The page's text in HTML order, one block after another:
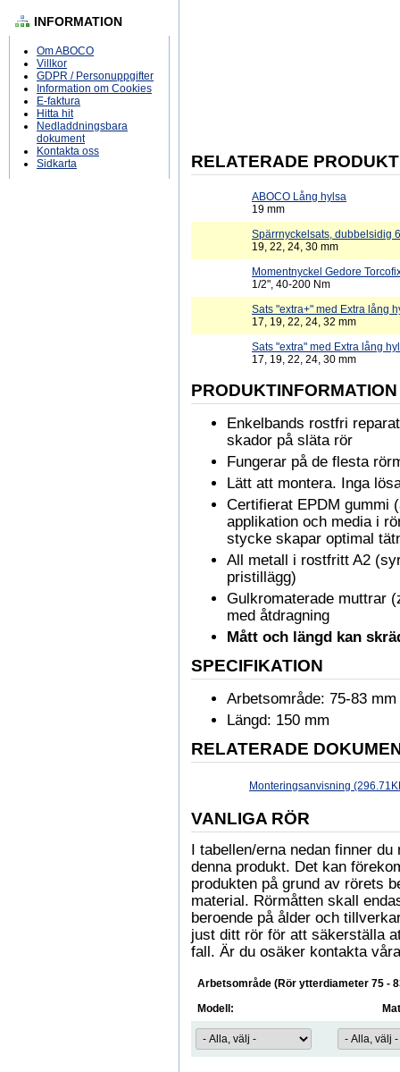
INFORMATION
Om ABOCO
Villkor
GDPR / Personuppgifter
Information om Cookies
E-faktura
Hitta hit
Nedladdningsbara
dokument
Kontakta oss
Sidkarta
RELATERADE
ABOCO Lång hylsa
19 mm
Spärrnyckelsats, dubbelsidig
19, 22, 24, 30 mm
Momentnyckel Gedore
1/2", 40-200 Nm
Sats "extra+" med Extra lång
17, 19, 22, 24, 32 mm
Sats "extra" med Extra lång
17, 19, 22, 24, 30 mm
PRODUKTINFORMATION
Enkelbands rostfri
skador på släta rör
Fungerar på de flesta
Lätt att montera. Inga
Certifierat EPDM gummi
applikation och media i
stycke skapar optimal
All metall i rostfritt A2
pristillägg)
Gulkromaterade muttrar
med åtdragning
Mått och längd kan
SPECIFIKATION
Arbetsområde: 75-83 mm
Längd: 150 mm
RELATERADE
Monteringsanvisning
VANLIGA RÖR
I tabellen/erna nedan finner
denna produkt. Det kan
produkten på grund av rörets
material. Rörmåtten skall
beroende på ålder och
just ditt rör för att säkerställa
fall. Är du osäker kontakta
Arbetsområde (Rör ytterdiameter 75 -
Modell: